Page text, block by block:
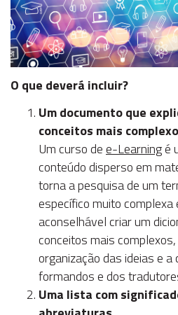
O que deverá incluir?
Um documento que
conceitos mais
Um curso dee-Learningé
conteúdo disperso em
torna a pesquisa de um
específico muito complexa
aconselhável criar um
conceitos mais
organização das ideias e
formandos e dos
Uma lista com